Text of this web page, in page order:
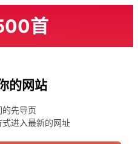
首
的网站
先导页
进入最新的网址